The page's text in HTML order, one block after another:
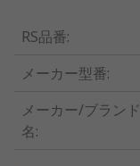
RS品番:
メーカー型番:
メーカー/ブランド
名: